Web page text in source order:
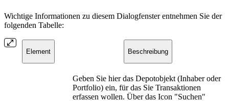
Wichtige Informationen zu diesem Dialogfenster entnehmen Sie der
folgenden Tabelle:
Element Beschreibung
Geben Sie hier das Depotobjekt (Inhaber oder
Portfolio) ein, für das Sie Transaktionen
erfassen wollen. Über das Icon "Suchen"